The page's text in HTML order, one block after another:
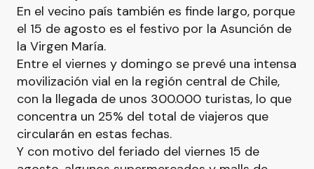
En el vecino país también es finde largo, porque
el 15 de agosto es el festivo por la Asunción de
la Virgen María.
Entre el viernes y domingo se prevé una intensa
movilización vial en la región central de Chile,
con la llegada de unos 300.000 turistas, lo que
concentra un 25% del total de viajeros que
circularán en estas fechas.
Y con motivo del feriado del viernes 15 de